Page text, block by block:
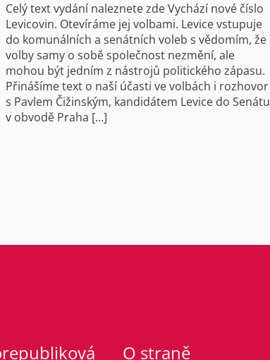
Celý text vydání naleznete zde Vychází nové číslo
Levicovin. Otevíráme jej volbami. Levice vstupuje
do komunálních a senátních voleb s vědomím, že
volby samy o sobě společnost nezmění, ale
mohou být jedním z nástrojů politického zápasu.
Přinášíme text o naší účasti ve volbách i rozhovor
s Pavlem Čižinským, kandidátem Levice do Senátu
v obvodě Praha […]
O straně